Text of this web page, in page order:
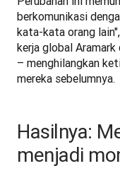
berkomunikasi
kata-kata orang
kerja global
– menghilangkan
mereka sebelumnya.
Hasilnya:
menjadi